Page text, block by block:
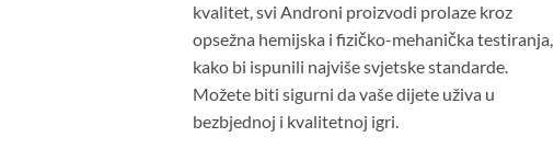
kvalitet, svi Androni proizvodi prolaze kroz
opsežna hemijska i fizičko-mehanička testiranja,
kako bi ispunili najviše svjetske standarde.
Možete biti sigurni da vaše dijete uživa u
bezbjednoj i kvalitetnoj igri.